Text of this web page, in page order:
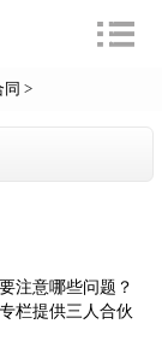
同 >
注意哪些问题？
栏提供三人合伙